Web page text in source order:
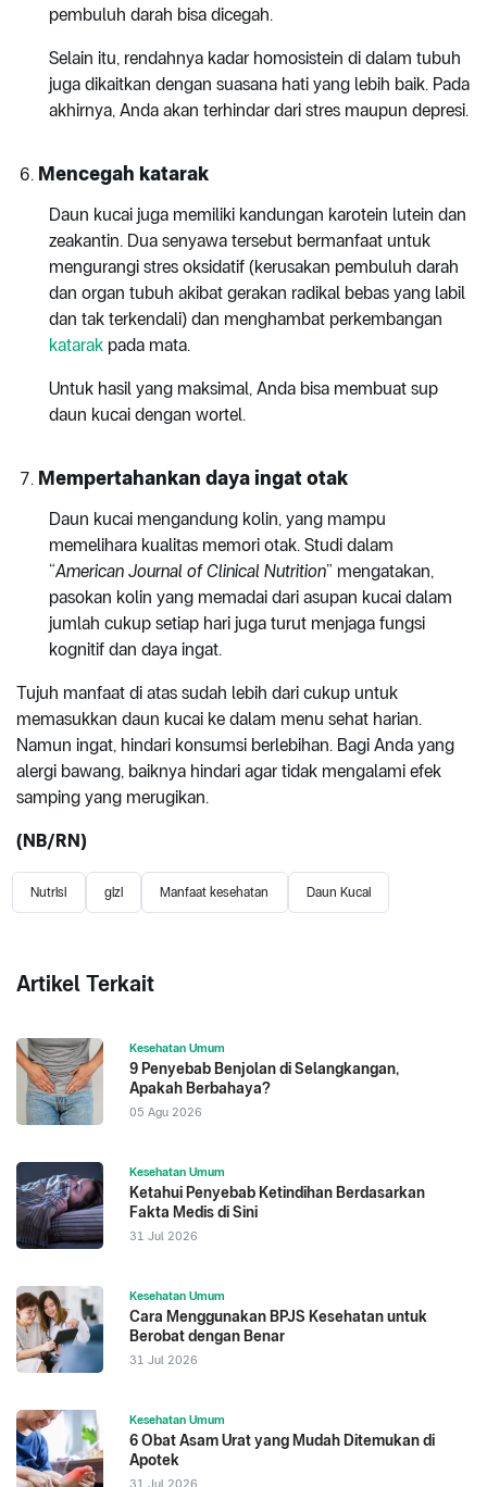
pembuluh darah bisa dicegah.
Selain itu, rendahnya kadar homosistein di dalam tubuh
juga dikaitkan dengan suasana hati yang lebih baik. Pada
akhirnya, Anda akan terhindar dari stres maupun depresi.
Mencegah katarak
Daun kucai juga memiliki kandungan karotein lutein dan
zeakantin. Dua senyawa tersebut bermanfaat untuk
mengurangi stres oksidatif (kerusakan pembuluh darah
dan organ tubuh akibat gerakan radikal bebas yang labil
dan tak terkendali) dan menghambat perkembangan
katarak pada mata.
Untuk hasil yang maksimal, Anda bisa membuat sup
daun kucai dengan wortel.
Mempertahankan daya ingat otak
Daun kucai mengandung kolin, yang mampu
memelihara kualitas memori otak. Studi dalam
“American Journal of Clinical Nutrition” mengatakan,
pasokan kolin yang memadai dari asupan kucai dalam
jumlah cukup setiap hari juga turut menjaga fungsi
kognitif dan daya ingat.
Tujuh manfaat di atas sudah lebih dari cukup untuk
memasukkan daun kucai ke dalam menu sehat harian.
Namun ingat, hindari konsumsi berlebihan. Bagi Anda yang
alergi bawang, baiknya hindari agar tidak mengalami efek
samping yang merugikan.
(NB/RN)
Nutrisi gizi Manfaat kesehatan Daun Kucai
Artikel Terkait
Kesehatan Umum
9 Penyebab Benjolan di Selangkangan,
Apakah Berbahaya?
05 Agu 2026
Kesehatan Umum
Ketahui Penyebab Ketindihan Berdasarkan
Fakta Medis di Sini
31 Jul 2026
Kesehatan Umum
Cara Menggunakan BPJS Kesehatan untuk
Berobat dengan Benar
31 Jul 2026
Kesehatan Umum
6 Obat Asam Urat yang Mudah Ditemukan di
Apotek